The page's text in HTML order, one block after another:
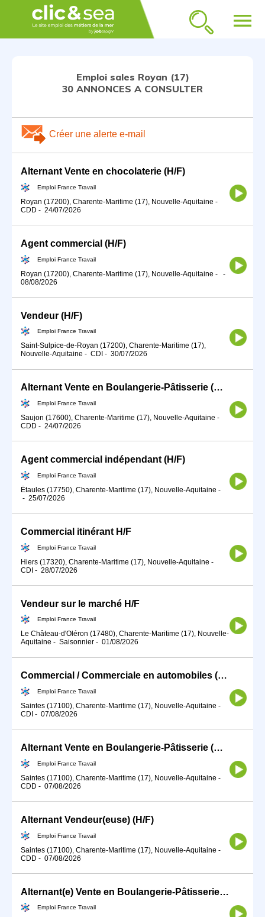
menu
Emploi sales Royan (17)
30 ANNONCES A CONSULTER
Créer une alerte e-mail
Alternant Vente en chocolaterie (H/F)
Emploi France Travail
Royan (17200), Charente-Maritime (17), Nouvelle-Aquitaine -
CDD - 24/07/2026
Agent commercial (H/F)
Emploi France Travail
Royan (17200), Charente-Maritime (17), Nouvelle-Aquitaine -
-
08/08/2026
Vendeur (H/F)
Emploi France Travail
Saint-Sulpice-de-Royan (17200), Charente-Maritime (17),
Nouvelle-Aquitaine - CDI - 30/07/2026
Alternant Vente en Boulangerie-Pâtisserie (H/F)
Emploi France Travail
Saujon (17600), Charente-Maritime (17), Nouvelle-Aquitaine -
CDD - 24/07/2026
Agent commercial indépendant (H/F)
Emploi France Travail
Étaules (17750), Charente-Maritime (17), Nouvelle-Aquitaine -
- 25/07/2026
Commercial itinérant H/F
Emploi France Travail
Hiers (17320), Charente-Maritime (17), Nouvelle-Aquitaine -
CDI - 28/07/2026
Vendeur sur le marché H/F
Emploi France Travail
Le Château-d'Oléron (17480), Charente-Maritime (17), Nouvelle-
Aquitaine - Saisonnier - 01/08/2026
Commercial / Commerciale en automobiles (H/F)
Emploi France Travail
Saintes (17100), Charente-Maritime (17), Nouvelle-Aquitaine -
CDI - 07/08/2026
Alternant Vente en Boulangerie-Pâtisserie (H/F)
Emploi France Travail
Saintes (17100), Charente-Maritime (17), Nouvelle-Aquitaine -
CDD - 07/08/2026
Alternant Vendeur(euse) (H/F)
Emploi France Travail
Saintes (17100), Charente-Maritime (17), Nouvelle-Aquitaine -
CDD - 07/08/2026
Alternant(e) Vente en Boulangerie-Pâtisserie (H/F)
Emploi France Travail